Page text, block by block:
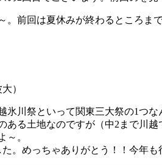
前回は夏休みが終わるところま
）
氷川祭といって関東三大祭の1つ
ある土地なのですが（中2まで川
～。
。めっちゃありがとう！！今年も